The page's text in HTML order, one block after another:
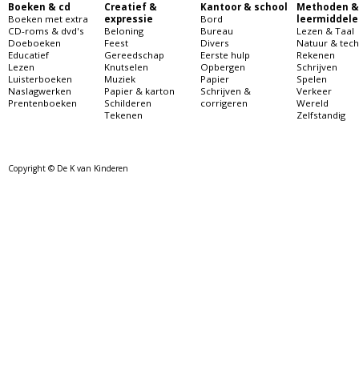
Boeken & cd
Boeken met extra
CD-roms & dvd's
Doeboeken
Educatief
Lezen
Luisterboeken
Naslagwerken
Prentenboeken
Creatief &
expressie
Beloning
Feest
Gereedschap
Knutselen
Muziek
Papier & karton
Schilderen
Tekenen
Kantoor & school
Bord
Bureau
Divers
Eerste hulp
Opbergen
Papier
Schrijven &
corrigeren
Methoden &
Lezen & Taal
Natuur &
Rekenen
Schrijven
Spelen
Verkeer
Wereld
Zelfstandig
Copyright © De K van Kinderen